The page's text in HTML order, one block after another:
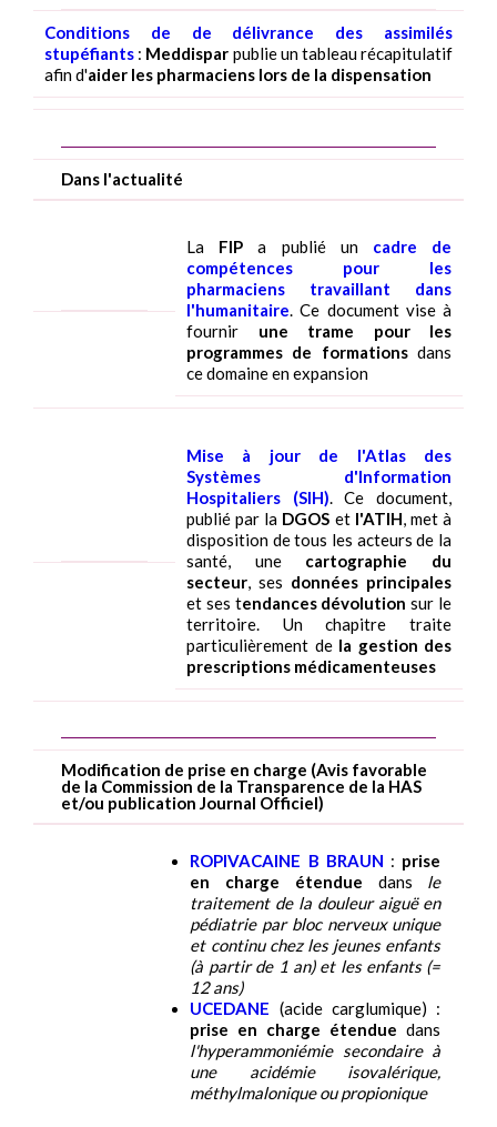
Conditions de de délivrance des assimilés
stupéfiants : Meddispar publie un tableau récapitulatif
afin d'aider les pharmaciens lors de la dispensation
Dans l'actualité
La FIPa publié un cadre de
compétences pour les
pharmaciens travaillant dans
l'humanitaire. Ce document vise à
fournir une trame pour les
programmes de formationsdans
ce domaine en expansion
Mise à jour de l'Atlas des
Systèmes d'Information
Hospitaliers (SIH). Ce document,
publié par la DGOS et l'ATIH, met à
disposition de tous les acteurs de la
santé, une cartographie du
secteur, ses données principales
et ses tendances dévolution sur le
territoire. Un chapitre traite
particulièrement de la gestion des
prescriptions médicamenteuses
Modification de prise en charge (Avis favorable
de la Commission de la Transparence de la HAS
et/ou publication Journal Officiel)
ROPIVACAINE B BRAUN : prise
en charge étendue dans le
traitement de la douleur aiguë en
pédiatrie par bloc nerveux unique
et continu chez les jeunes enfants
(à partir de 1 an) et les enfants (=
12 ans)
UCEDANE (acide carglumique) :
prise en charge étendue dans
l'hyperammoniémie secondaire à
une acidémie isovalérique,
méthylmalonique ou propionique